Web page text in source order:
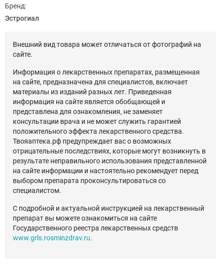
Бренд:
Эстрогиал
Внешний вид товара может отличаться от фотографий на
сайте.
Информация о лекарственных препаратах, размещенная
на сайте, предназначена для специалистов, включает
материалы из изданий разных лет. Приведенная
информация на сайте является обобщающей и
представлена для ознакомления, не заменяет
консультации врача и не может служить гарантией
положительного эффекта лекарственного средства.
Твояаптека.рф предупреждает вас о возможных
отрицательные последствиях, которые могут возникнуть в
результате неправильного использования представленной
на сайте информации и настоятельно рекомендует перед
выбором препарата проконсультироваться со
специалистом.
С подробной и актуальной инструкцией на лекарственный
препарат вы можете ознакомиться на сайте
Государственного реестра лекарственных средств
www.grls.rosminzdrav.ru.